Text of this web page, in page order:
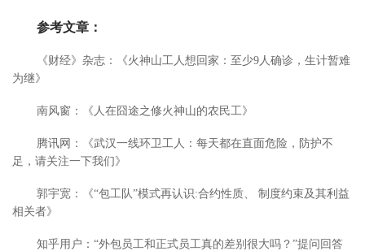
参考文章：
《财经》杂志：《火神山工人想回家：至少9人确诊，生计暂难
为继》
南风窗：《人在囧途之修火神山的农民工》
腾讯网：《武汉一线环卫工人：每天都在直面危险，防护不
足，请关注一下我们》
郭宇宽：《“包工队”模式再认识:合约性质、 制度约束及其利益
相关者》
知乎用户：“外包员工和正式员工真的差别很大吗？”提问回答